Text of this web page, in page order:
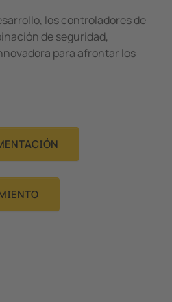
los controladores de
de seguridad,
para afrontar los